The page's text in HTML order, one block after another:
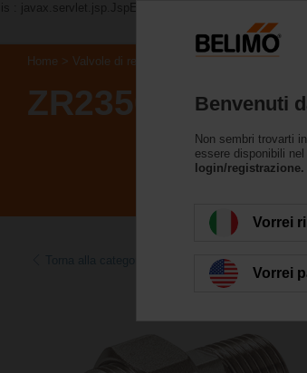
: javax.servlet.jsp.JspException: Problem accessing
Home Valvole di regolazione Accessori
ZR2350 Benvenuti
Non sembri trovarti
essere disponibili nel
login/registrazione.
Vorrei
Vorrei